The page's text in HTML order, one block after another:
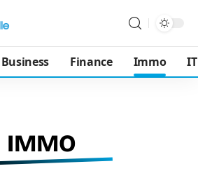
Business Finance Immo IT
IMMO